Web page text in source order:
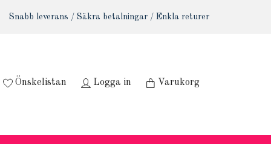
Snabb leverans / Säkra betalningar / Enkla returer
Önskelistan Logga in Varukorg